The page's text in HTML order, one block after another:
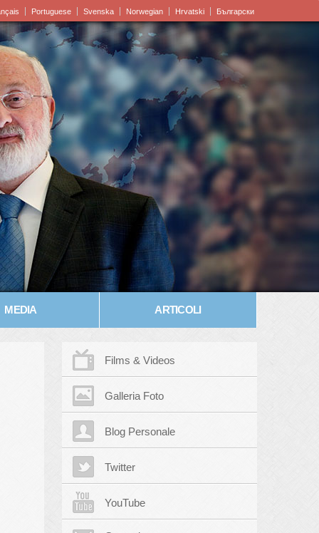
Portuguese Svenska Norwegian Hrvatski Български
MEDIA ARTICOLI
Films & Videos
Galleria Foto
Blog Personale
Twitter
YouTube